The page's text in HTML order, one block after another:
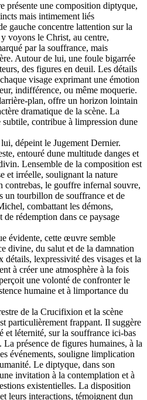
présente une composition diptyque,
mais intimement liés
gauche concentre lattention sur la
voyons le Christ, au centre,
par la souffrance, mais
Autour de lui, une foule bigarrée
des figures en deuil. Les détails
visage exprimant une émotion
indifférence, ou même moquerie.
plan, offre un horizon lointain
dramatique de la scène. La
contribue à limpression dune
dépeint le Jugement Dernier.
entouré dune multitude danges et
Lensemble de la composition est
et irréelle, soulignant la nature
contrebas, le gouffre infernal souvre,
un tourbillon de souffrance et de
combattant les démons,
de rédemption dans ce paysage
évidente, cette œuvre semble
divine, du salut et de la damnation
détails, lexpressivité des visages et la
à créer une atmosphère à la fois
une volonté de confronter le
humaine et à limportance du
de la Crucifixion et la scène
particulièrement frappant. Il suggère
et léternité, sur la souffrance ici-bas
présence de figures humaines, à la
événements, souligne limplication
Le diptyque, dans son
invitation à la contemplation et à
existentielles. La disposition
leurs interactions, témoignent dun